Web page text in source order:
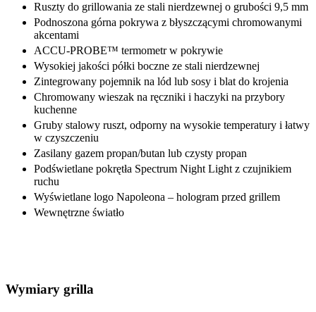
Ruszty do grillowania ze stali nierdzewnej o grubości 9,5 mm
Podnoszona górna pokrywa z błyszczącymi chromowanymi
akcentami
ACCU-PROBE™ termometr w pokrywie
Wysokiej jakości półki boczne ze stali nierdzewnej
Zintegrowany pojemnik na lód lub sosy i blat do krojenia
Chromowany wieszak na ręczniki i haczyki na przybory
kuchenne
Gruby stalowy ruszt, odporny na wysokie temperatury i łatwy
w czyszczeniu
Zasilany gazem propan/butan lub czysty propan
Podświetlane pokrętła Spectrum Night Light z czujnikiem
ruchu
Wyświetlane logo Napoleona – hologram przed grillem
Wewnętrzne światło
Wymiary grilla